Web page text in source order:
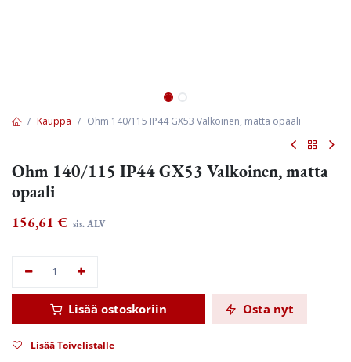
Kauppa Ohm 140/115 IP44 GX53 Valkoinen, matta opaali
Ohm 140/115 IP44 GX53 Valkoinen, matta
opaali
156,61 € sis. ALV
Lisää ostoskoriin Osta nyt
Lisää Toivelistalle